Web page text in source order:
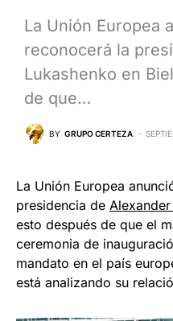
La Unión Europea
reconocerá la
Lukashenko en
de que…
BY GRUPO CERTEZA
La Unión Europea
presidencia de
esto después de que el
ceremonia de
mandato en el país
está analizando su